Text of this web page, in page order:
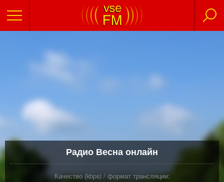
Радио Весна онлайн
Качество (kbps) / формат трансляции: